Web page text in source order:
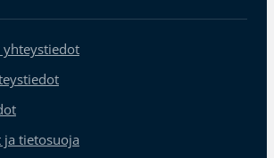
ja tietosuoja